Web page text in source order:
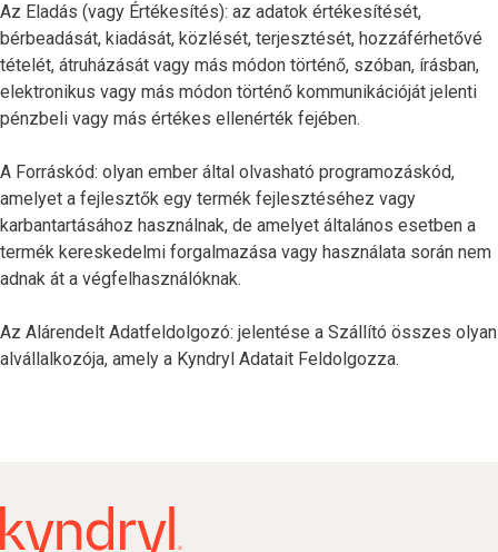
Az Eladás (vagy Értékesítés): az adatok értékesítését,
bérbeadását, kiadását, közlését, terjesztését, hozzáférhetővé
tételét, átruházását vagy más módon történő, szóban, írásban,
elektronikus vagy más módon történő kommunikációját jelenti
pénzbeli vagy más értékes ellenérték fejében.
A Forráskód: olyan ember által olvasható programozáskód,
amelyet a fejlesztők egy termék fejlesztéséhez vagy
karbantartásához használnak, de amelyet általános esetben a
termék kereskedelmi forgalmazása vagy használata során nem
adnak át a végfelhasználóknak.
Az Alárendelt Adatfeldolgozó: jelentése a Szállító összes olyan
alvállalkozója, amely a Kyndryl Adatait Feldolgozza.